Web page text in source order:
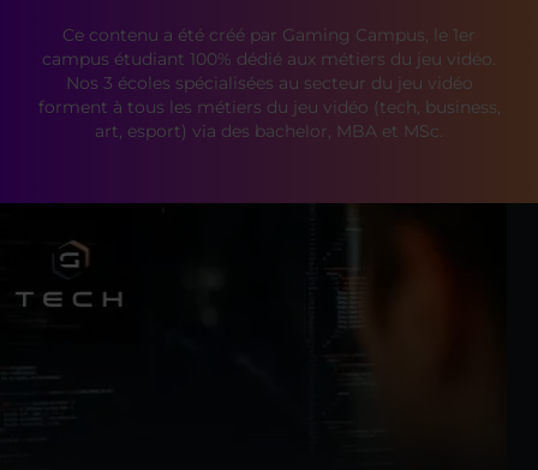
Ce contenu a été créé par Gaming Campus, le 1er
campus étudiant 100% dédié aux métiers du jeu vidéo.
Nos 3 écoles spécialisées au secteur du jeu vidéo
forment à tous les métiers du jeu vidéo (tech, business,
art, esport) via des bachelor, MBA et MSc.